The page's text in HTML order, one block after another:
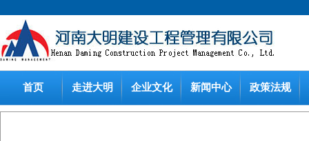
首页 走进大明 企业文化 新闻中心 政策法规